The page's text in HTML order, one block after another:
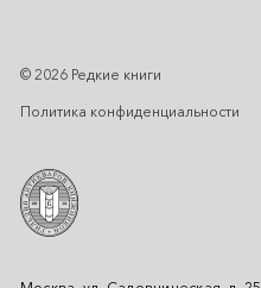
© 2026 Редкие книги
Политика конфиденциальности